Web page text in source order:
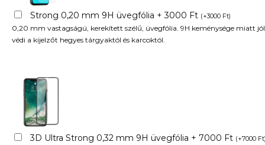
Strong 0,20 mm 9H üvegfólia + 3000 Ft (+3000 Ft)
0,20 mm vastagságú, kerekített szélű, üvegfólia. 9H keménysége miatt jól
védi a kijelzőt hegyes tárgyaktól és karcoktól.
3D Ultra Strong 0,32 mm 9H üvegfólia + 7000 Ft (+7000 Ft